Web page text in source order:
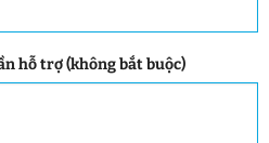
hỗ trợ (không bắt buộc)